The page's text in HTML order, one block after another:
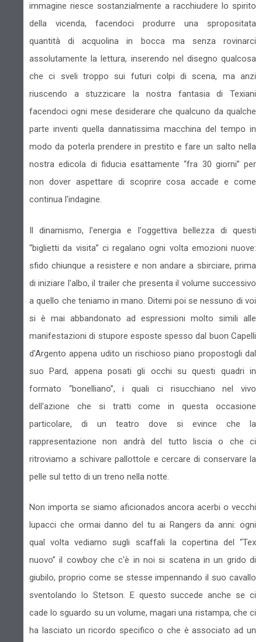
immagine riesce sostanzialmente a racchiudere lo spirito
della vicenda, facendoci produrre una spropositata
quantità di acquolina in bocca ma senza rovinarci
assolutamente la lettura, inserendo nel disegno qualcosa
che ci sveli troppo sui futuri colpi di scena, ma anzi
riuscendo a stuzzicare la nostra fantasia di Texiani
facendoci ogni mese desiderare che qualcuno da qualche
parte inventi quella dannatissima macchina del tempo in
modo da poterla prendere in prestito e fare un salto nella
nostra edicola di fiducia esattamente “fra 30 giorni” per
non dover aspettare di scoprire cosa accade e come
continua l'indagine.
Il dinamismo, l'energia e l'oggettiva bellezza di questi
“biglietti da visita” ci regalano ogni volta emozioni nuove:
sfido chiunque a resistere e non andare a sbirciare, prima
di iniziare l'albo, il trailer che presenta il volume successivo
a quello che teniamo in mano. Ditemi poi se nessuno di voi
si è mai abbandonato ad espressioni molto simili alle
manifestazioni di stupore esposte spesso dal buon Capelli
d'Argento appena udito un rischioso piano propostogli dal
suo Pard, appena posati gli occhi su questi quadri in
formato “bonelliano”, i quali ci risucchiano nel vivo
dell'azione che si tratti come in questa occasione
particolare, di un teatro dove si evince che la
rappresentazione non andrà del tutto liscia o che ci
ritroviamo a schivare pallottole e cercare di conservare la
pelle sul tetto di un treno nella notte.
Non importa se siamo aficionados ancora acerbi o vecchi
lupacci che ormai danno del tu ai Rangers da anni: ogni
qual volta vediamo sugli scaffali la copertina del “Tex
nuovo” il cowboy che c'è in noi si scatena in un grido di
giubilo, proprio come se stesse impennando il suo cavallo
sventolando lo Stetson. E questo succede anche se ci
cade lo sguardo su un volume, magari una ristampa, che ci
ha lasciato un ricordo specifico o che è associato ad un